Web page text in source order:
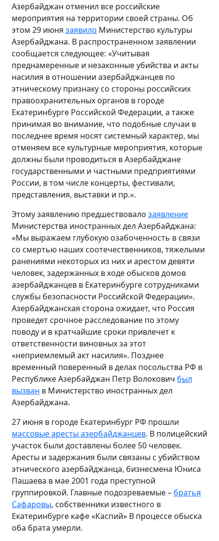
Азербайджан отменил все российские
мероприятия на территории своей страны. Об
этом 29 июня заявило Министерство культуры
Азербайджана. В распространенном заявлении
сообщается следующее: «Учитывая
преднамеренные и незаконные убийства и акты
насилия в отношении азербайджанцев по
этническому признаку со стороны российских
правоохранительных органов в городе
Екатеринбурге Российской Федерации, а также
принимая во внимание, что подобные случаи в
последнее время носят системный характер, мы
отменяем все культурные мероприятия, которые
должны были проводиться в Азербайджане
государственными и частными предприятиями
России, в том числе концерты, фестивали,
представления, выставки и пр.».
Этому заявлению предшествовало заявление
Министерства иностранных дел Азербайджана:
«Мы выражаем глубокую озабоченность в связи
со смертью наших соотечественников, тяжелыми
ранениями некоторых из них и арестом девяти
человек, задержанных в ходе обысков домов
азербайджанцев в Екатеринбурге сотрудниками
службы безопасности Российской Федерации».
Азербайджанская сторона ожидает, что Россия
проведет срочное расследование по этому
поводу и в кратчайшие сроки привлечет к
ответственности виновных за этот
«неприемлемый акт насилия». Позднее
временный поверенный в делах посольства РФ в
Республике Азербайджан Петр Волокович был
вызван в Министерство иностранных дел
Азербайджана.
27 июня в городе Екатеринбург РФ прошли
массовые аресты азербайджанцев. В полицейский
участок были доставлены более 50 человек.
Аресты и задержания были связаны с убийством
этнического азербайджанца, бизнесмена Юниса
Пашаева в мае 2001 года преступной
группировкой. Главные подозреваемые – братья
Сафаровы, собственники известного в
Екатеринбурге кафе «Каспий» В процессе обыска
оба брата умерли.